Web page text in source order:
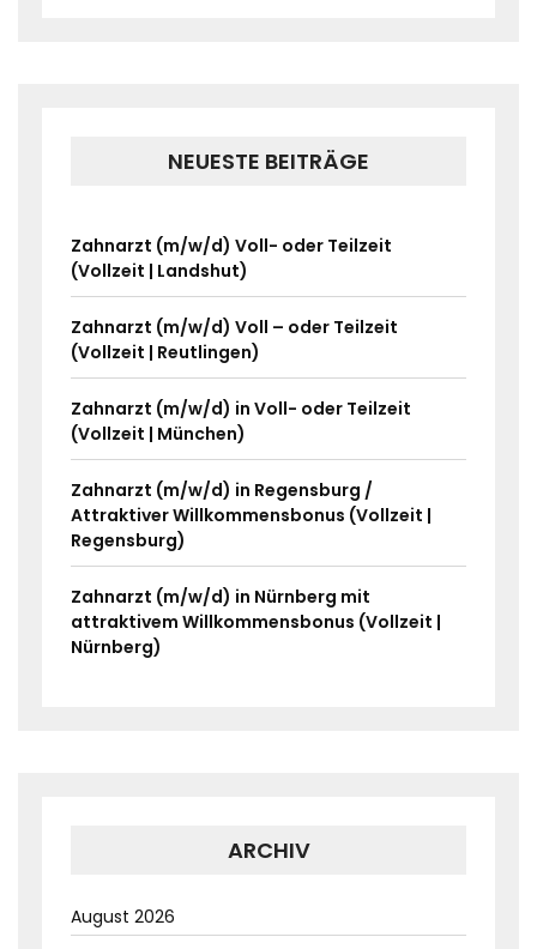
NEUESTE BEITRÄGE
Zahnarzt (m/w/d) Voll- oder Teilzeit
(Vollzeit | Landshut)
Zahnarzt (m/w/d) Voll – oder Teilzeit
(Vollzeit | Reutlingen)
Zahnarzt (m/w/d) in Voll- oder Teilzeit
(Vollzeit | München)
Zahnarzt (m/w/d) in Regensburg /
Attraktiver Willkommensbonus (Vollzeit |
Regensburg)
Zahnarzt (m/w/d) in Nürnberg mit
attraktivem Willkommensbonus (Vollzeit |
Nürnberg)
ARCHIV
August 2026